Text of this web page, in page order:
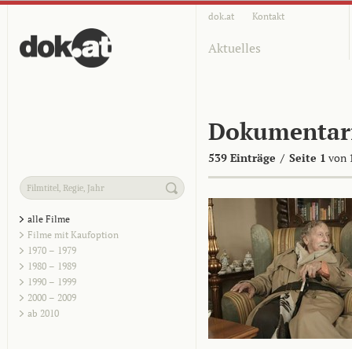
dok.at Kontakt
Aktuelles
539 Einträge / Seite 1 von
alle Filme
Filme mit Kaufoption
1970 – 1979
1980 – 1989
1990 – 1999
2000 – 2009
ab 2010